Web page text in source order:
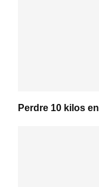
Perdre 10 kilos